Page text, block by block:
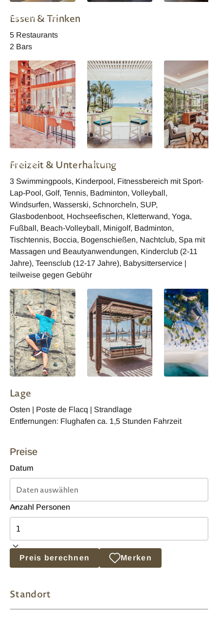
Mauritius Family
Essen & Trinken
5 Restaurants
2 Bars
Mauritius
Mauritius Beach Bar
Freizeit & Unterhaltung
3 Swimmingpools, Kinderpool, Fitnessbereich mit Sport-
Lap-Pool, Golf, Tennis, Badminton, Volleyball,
Windsurfen, Wasserski, Schnorcheln, SUP,
Glasbodenboot, Hochseefischen, Kletterwand, Yoga,
Fußball, Beach-Volleyball, Minigolf, Badminton,
Tischtennis, Boccia, Bogenschießen, Nachtclub, Spa mit
Massagen und Beautyanwendungen, Kinderclub (2-11
Jahre), Teensclub (12-17 Jahre), Babysitterservice |
teilweise gegen Gebühr
Lage
Osten | Poste de Flacq | Strandlage
Entfernungen: Flughafen ca. 1,5 Stunden Fahrzeit
Preise
Datum
Anzahl Personen
Preis berechnen Merken
Standort